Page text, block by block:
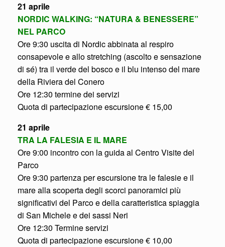
21 aprile
NORDIC WALKING: “NATURA & BENESSERE”
NEL PARCO
Ore 9:30 uscita di Nordic abbinata al respiro
consapevole e allo stretching (ascolto e sensazione
di sé) tra il verde del bosco e il blu intenso del mare
della Riviera del Conero
Ore 12:30 termine dei servizi
Quota di partecipazione escursione € 15,00
21 aprile
TRA LA FALESIA E IL MARE
Ore 9:00 incontro con la guida al Centro Visite del
Parco
Ore 9:30 partenza per escursione tra le falesie e il
mare alla scoperta degli scorci panoramici più
significativi del Parco e della caratteristica spiaggia
di San Michele e dei sassi Neri
Ore 12:30 Termine servizi
Quota di partecipazione escursione € 10,00